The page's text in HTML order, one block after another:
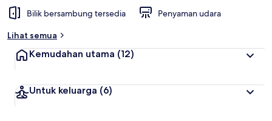
Bilik bersambung tersedia
Penyaman udara
Lihat semua
Kemudahan utama (12)
Untuk keluarga (6)